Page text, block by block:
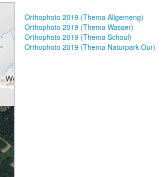
Orthophoto 2019 (Thema Allgemeng)
Orthophoto 2019 (Thema Wasser)
Orthophoto 2019 (Thema Schoul)
Orthophoto 2019 (Thema Naturpark Our)